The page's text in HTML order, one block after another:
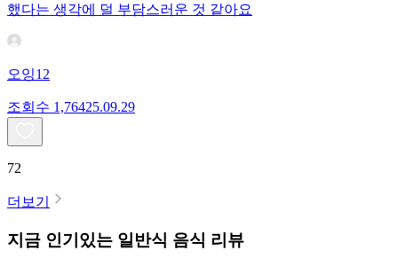
했다는 생각에 덜 부담스러운 것 같아요
오잉12
조회수 1,76425.09.29
72
더보기
지금 인기있는 일반식 음식 리뷰